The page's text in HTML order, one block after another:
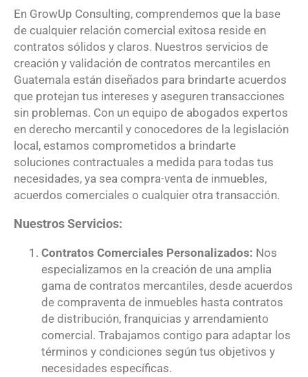
En GrowUp Consulting, comprendemos que la base
de cualquier relación comercial exitosa reside en
contratos sólidos y claros. Nuestros servicios de
creación y validación de contratos mercantiles en
Guatemala están diseñados para brindarte acuerdos
que protejan tus intereses y aseguren transacciones
sin problemas. Con un equipo de abogados expertos
en derecho mercantil y conocedores de la legislación
local, estamos comprometidos a brindarte
soluciones contractuales a medida para todas tus
necesidades, ya sea compra-venta de inmuebles,
acuerdos comerciales o cualquier otra transacción.
Nuestros Servicios:
Contratos Comerciales Personalizados: Nos
especializamos en la creación de una amplia
gama de contratos mercantiles, desde acuerdos
de compraventa de inmuebles hasta contratos
de distribución, franquicias y arrendamiento
comercial. Trabajamos contigo para adaptar los
términos y condiciones según tus objetivos y
necesidades específicas.